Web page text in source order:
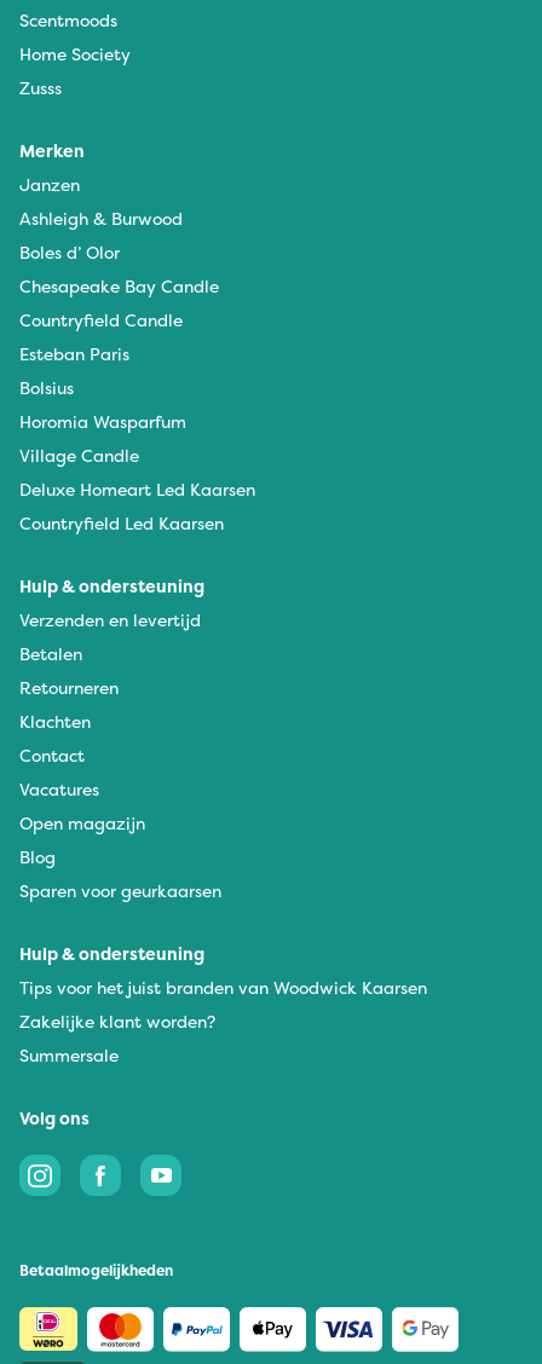
Scentmoods
Home Society
Zusss
Merken
Janzen
Ashleigh & Burwood
Boles d’ Olor
Chesapeake Bay Candle
Countryfield Candle
Esteban Paris
Bolsius
Horomia Wasparfum
Village Candle
Deluxe Homeart Led Kaarsen
Countryfield Led Kaarsen
Hulp & ondersteuning
Verzenden en levertijd
Betalen
Retourneren
Klachten
Contact
Vacatures
Open magazijn
Blog
Sparen voor geurkaarsen
Hulp & ondersteuning
Tips voor het juist branden van Woodwick Kaarsen
Zakelijke klant worden?
Summersale
Volg ons
Betaalmogelijkheden